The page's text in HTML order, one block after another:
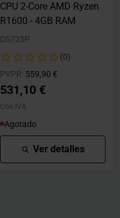
CPU 2-Core AMD Ryzen
R1600 - 4GB RAM
DS725P
(0)
PVPR: Precio rebajado desde
559,90 €
531,10 €
Con IVA
Agotado
Ver detalles